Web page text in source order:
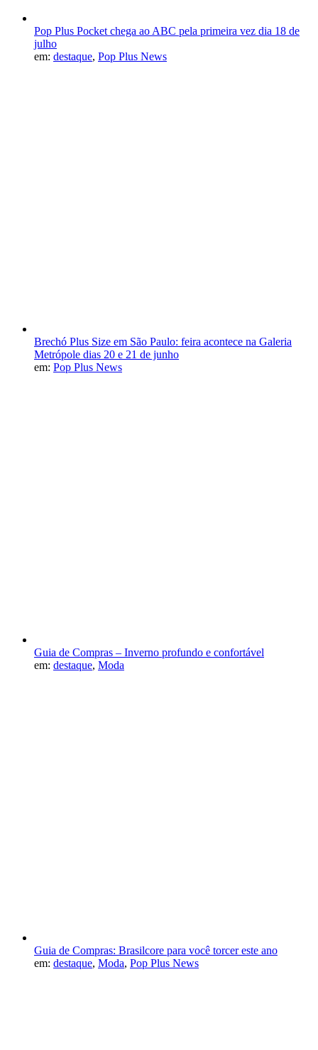
Pop Plus Pocket chega ao ABC pela primeira vez dia 18 de
julho
em: destaque, Pop Plus News
Brechó Plus Size em São Paulo: feira acontece na Galeria
Metrópole dias 20 e 21 de junho
em: Pop Plus News
Guia de Compras – Inverno profundo e confortável
em: destaque, Moda
Guia de Compras: Brasilcore para você torcer este ano
em: destaque, Moda, Pop Plus News